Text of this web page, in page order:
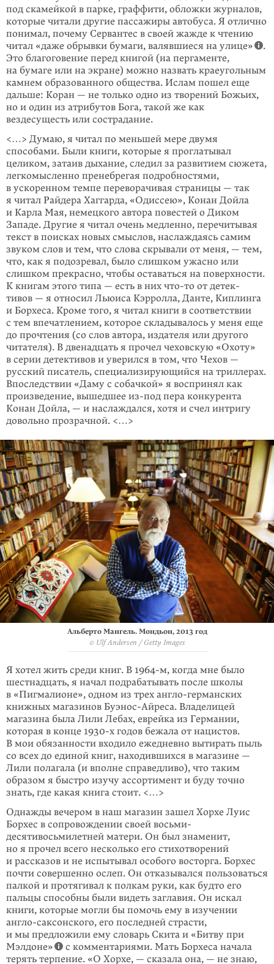
под скамейкой в парке, граффити, обложки журналов,
которые читали другие пасса­жиры автобуса. Я отлично
понимал, почему Сервантес в своей жажде к чтению
читал «даже обрывки бумаги, валявшиеся на улице»
.
Это благоговение перед книгой (на перга­менте,
на бумаге или на экране) можно назвать краеу­гольным
камнем образо­ванного общества. Ислам пошел еще
дальше: Коран — не только одно из тво­­рений Божьих,
но и один из атрибутов Бога, такой же как
вездесущесть или сострадание.
<…> Думаю, я читал по меньшей мере двумя
способами. Были книги, которые я проглаты­вал
целиком, затаив дыхание, следил за раз­ви­тием сюжета,
легко­мысленно пренебрегая подроб­ностями,
в ускоренном темпе перево­рачивая страницы — так
я читал Райдера Хаггарда, «Одис­сею», Конан Дойла
и Карла Мая, немецкого автора повестей о Диком
Западе. Другие я читал очень медленно, перечитывая
текст в поисках новых смыслов, наслаждаясь самим
звуком слов и тем, что слова скрывали от меня, — тем,
что, как я подозревал, было слишком ужасно или
слишком прекрасно, чтобы оставаться на поверх­ности.
К книгам этого типа — есть в них что-то от детек­
тивов — я относил Льюиса Кэрролла, Данте, Кип­линга
и Борхе­са. Кроме того, я читал книги в соответствии
с тем впечатлением, которое складывалось у меня еще
до прочтения (со слов автора, издателя или другого
читателя). В двенад­цать я прочел чеховскую «Охоту»
в серии детек­тивов и уверился в том, что Чехов —
русский писатель, специализирующийся на триллерах.
Впоследствии «Даму с собач­кой» я воспри­нял как
произведение, вышед­шее из-под пера конкурента
Конан Дойла, — и наслаж­дал­ся, хотя и счел интригу
довольно прозрачной. <…>
Альберто Мангель. Мондьон, 2013 год
© Ulf Andersen / Getty Images
Я хотел жить среди книг. В 1964-м, когда мне было
шестнадцать, я начал подрабатывать после школы
в «Пигмалионе», одном из трех англо-германских
книжных магазинов Буэнос-Айреса. Владелицей
магазина была Лили Лебах, еврейка из Германии,
которая в конце 1930-х годов бежала от нацистов.
В мои обязанности входило ежеднев­но вытирать пыль
со всех до единой книг, нахо­дившихся в магазине —
Лили полагала (и вполне справедливо), что таким
образом я быстро изучу ассортимент и буду точно
знать, где какая книга стоит. <…>
Однажды вечером в наш магазин зашел Хорхе Луис
Борхес в сопровождении своей восьми­
десятивосьмилетней матери. Он был знаменит,
но я прочел всего несколько его стихотворений
и рассказов и не испытывал особого восторга. Борхес
почти совершенно ослеп. Он отказывался пользоваться
палкой и протя­гивал к полкам руки, как будто его
пальцы способны были видеть заглавия. Он искал
книги, которые могли бы помочь ему в изучении
англо-саксонского, его последней страсти,
и мы предложили ему словарь Скита и «Битву при
Мэлдоне»
с комментари­ями. Мать Борхеса начала
терять терпение. «О Хор­хе, — сказала она, — не знаю,